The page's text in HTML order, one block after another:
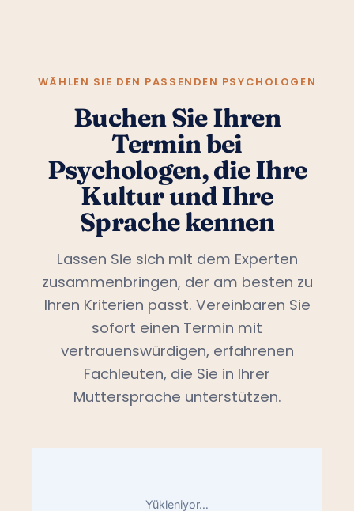
WÄHLEN SIE DEN PASSENDEN PSYCHOLOGEN
Buchen Sie Ihren
Termin bei
Psychologen, die Ihre
Kultur und Ihre
Sprache kennen
Lassen Sie sich mit dem Experten
zusammenbringen, der am besten zu
Ihren Kriterien passt. Vereinbaren Sie
sofort einen Termin mit
vertrauenswürdigen, erfahrenen
Fachleuten, die Sie in Ihrer
Muttersprache unterstützen.